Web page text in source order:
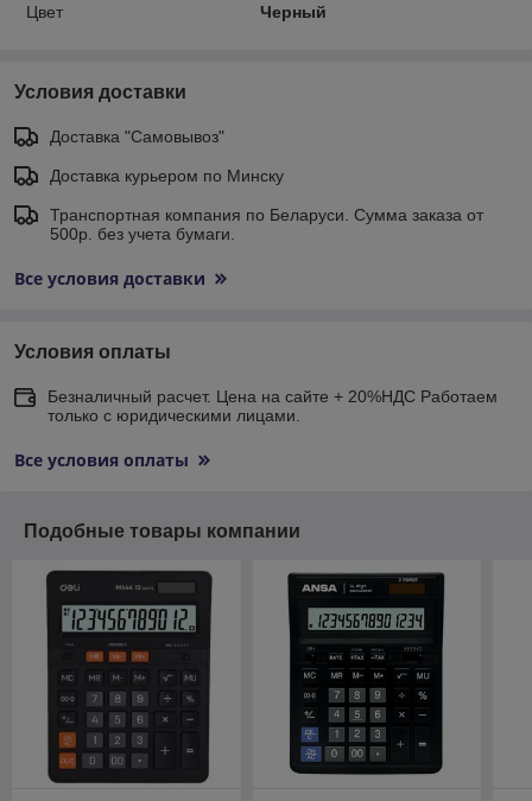
Цвет Черный
Условия доставки
Доставка "Самовывоз"
Доставка курьером по Минску
Транспортная компания по Беларуси. Сумма заказа от
500р. без учета бумаги.
Все условия доставки
Условия оплаты
Безналичный расчет. Цена на сайте + 20%НДС Работаем
только с юридическими лицами.
Все условия оплаты
Подобные товары компании